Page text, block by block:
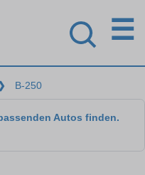
☰
B-250
Autos finden.